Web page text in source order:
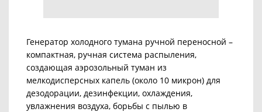
Генератор холодного тумана ручной переносной –
компактная, ручная система распыления,
создающая аэрозольный туман из
мелкодисперсных капель (около 10 микрон) для
дезодорации, дезинфекции, охлаждения,
увлажнения воздуха, борьбы с пылью в